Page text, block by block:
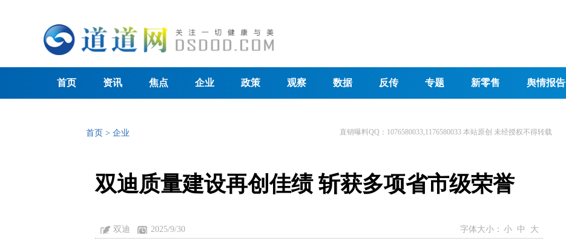
首页 资讯 焦点 企业 政策 观察 数据 反传 专题 新零售 舆情报告
首页 > 企业 直销曝料QQ：1076580033,1176580033 本站原创 未经授权不得转载
双迪质量建设再创佳绩 斩获多项省市级荣誉
双迪 2025/9/30 字体大小： 小 中 大